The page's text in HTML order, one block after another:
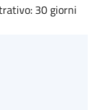
30 giorni